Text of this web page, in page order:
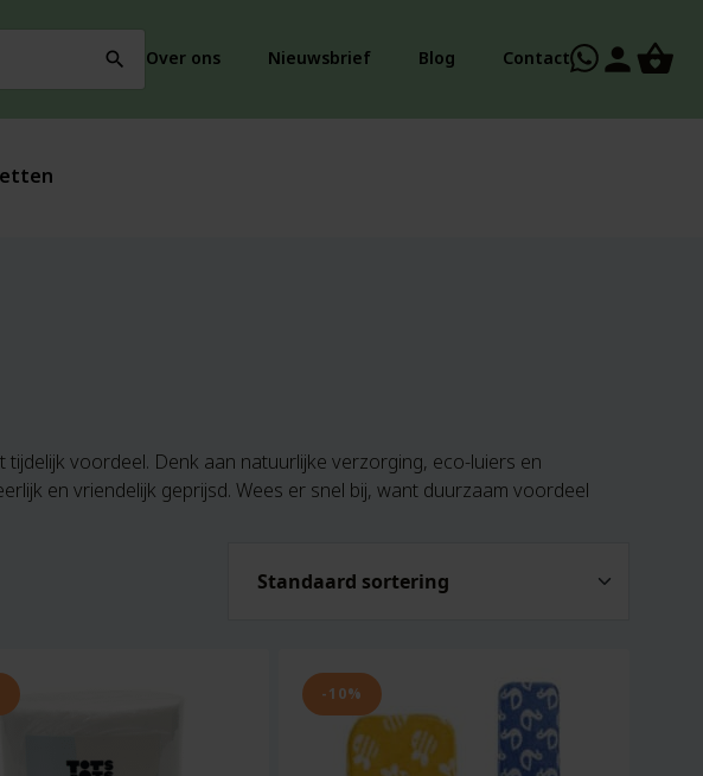
search Over ons Nieuwsbrief Blog Contact person
voordeel. Denk aan natuurlijke verzorging, eco-luiers en
en vriendelijk geprijsd. Wees er snel bij, want duurzaam voordeel
-10%